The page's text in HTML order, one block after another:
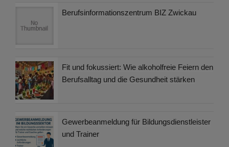
Berufsinformationszentrum BIZ Zwickau
Fit und fokussiert: Wie alkoholfreie Feiern den
Berufsalltag und die Gesundheit stärken
Gewerbeanmeldung für Bildungsdienstleister
und Trainer